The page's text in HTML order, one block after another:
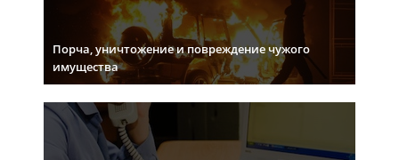
Порча, уничтожение и повреждение чужого
имущества